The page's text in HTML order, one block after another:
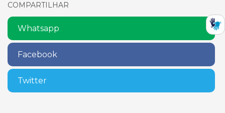
COMPARTILHAR
Whatsapp
Facebook
Twitter